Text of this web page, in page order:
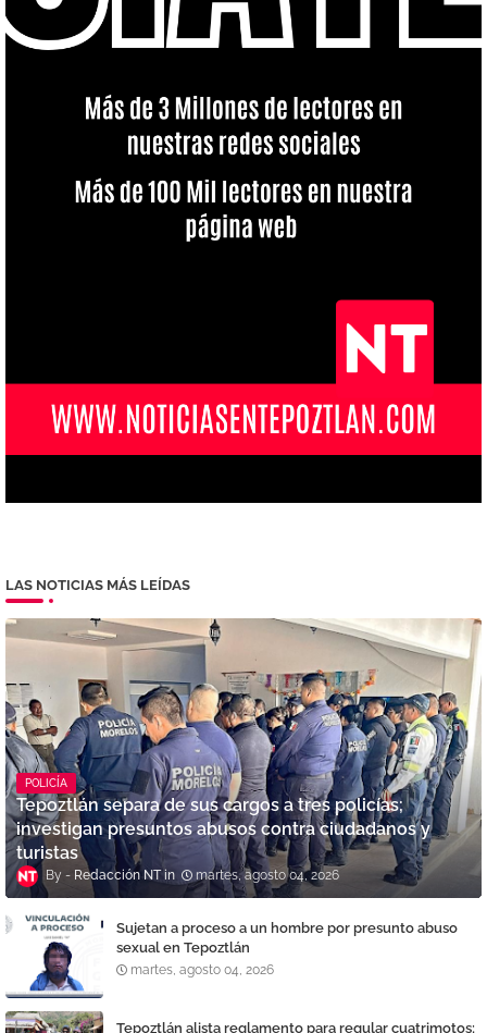
LAS NOTICIAS MÁS LEÍDAS
POLICÍA
Tepoztlán separa de sus cargos a tres policías;
investigan presuntos abusos contra ciudadanos y
turistas
Redacción NT martes, agosto 04, 2026
Sujetan a proceso a un hombre por presunto abuso
sexual en Tepoztlán
martes, agosto 04, 2026
Tepoztlán alista reglamento para regular cuatrimotos;